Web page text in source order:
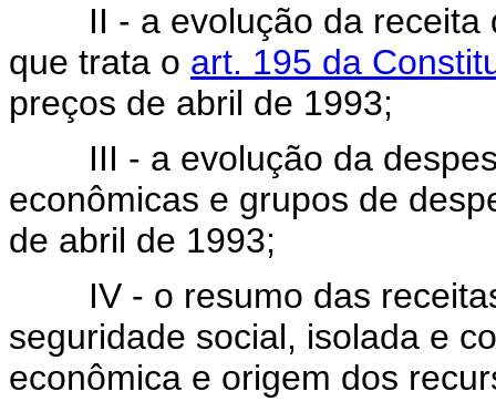
II - a evolução da receita
que trata o art. 195 da
preços de abril de 1993;
III - a evolução da
econômicas e grupos de
de abril de 1993;
IV - o resumo das receitas
seguridade social, isolada e
econômica e origem dos